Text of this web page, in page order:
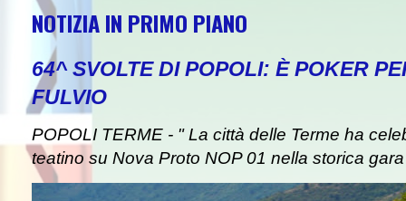
NOTIZIA IN PRIMO PIANO
64^ SVOLTE DI POPOLI: È POKER
FULVIO
POPOLI TERME - " La città delle Terme ha
teatino su Nova Proto NOP 01 nella storica gara
NEWS IN